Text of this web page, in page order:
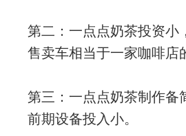
第二：一点点奶茶投资小
售卖车相当于一家咖啡店
第三：一点点奶茶制作备
前期设备投入小。